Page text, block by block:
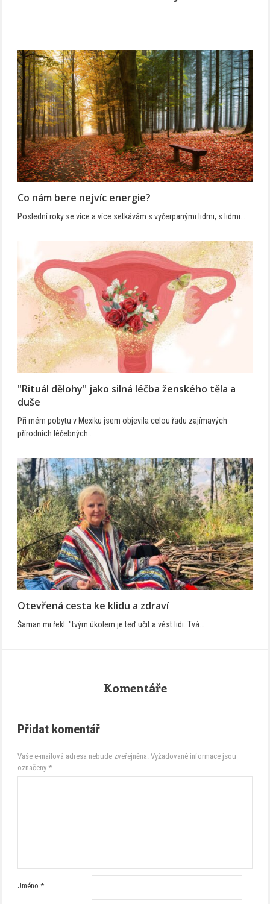
Co nám bere nejvíc energie?
Poslední roky se více a více setkávám s vyčerpanými lidmi, s lidmi…
"Rituál dělohy" jako silná léčba ženského těla a
duše
Při mém pobytu v Mexiku jsem objevila celou řadu zajímavých
přírodních léčebných…
Otevřená cesta ke klidu a zdraví
Šaman mi řekl: "tvým úkolem je teď učit a vést lidi. Tvá…
Komentáře
Přidat komentář
Vaše e-mailová adresa nebude zveřejněna. Vyžadované informace jsou
označeny *
Jméno*